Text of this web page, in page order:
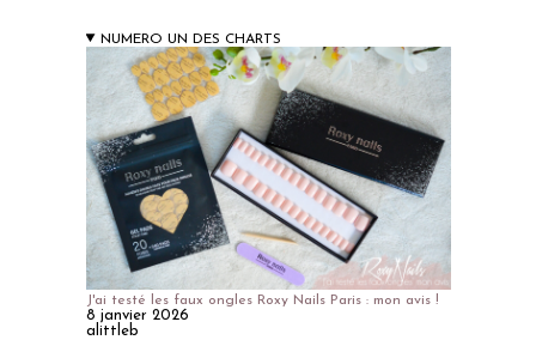
NUMERO UN DES CHARTS
J'ai testé les faux ongles Roxy Nails Paris : mon avis !
8 janvier 2026
alittleb